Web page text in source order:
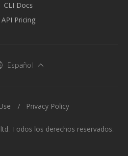
CLI Docs
API Pricing
Español
Todos los derechos reservados.
Privacy Policy